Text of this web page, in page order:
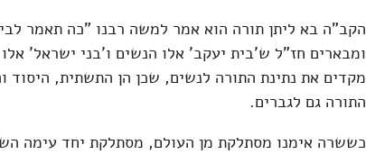
הקב"ה בא ליתן תורה הוא אמר למשה רבנו "כה תאמר
ומבארים חז"ל ש'בית יעקב' אלו הנשים ו'בני ישראל'
מקדים את נתינת התורה לנשים, שכן הן התשתית, היסוד
התורה גם לגברים.
כששרה אימנו מסתלקת מן העולם, מסתלקת יחד עימה